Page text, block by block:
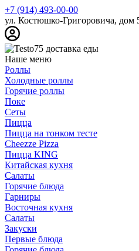
+7 (914) 493-00-00
ул. Костюшко-Григоровича, дом
Наше меню
Роллы
Холодные роллы
Горячие роллы
Поке
Сеты
Пицца
Пицца на тонком тесте
Cheezze Pizza
Пицца KING
Китайская кухня
Салаты
Горячие блюда
Гарниры
Восточная кухня
Салаты
Закуски
Первые блюда